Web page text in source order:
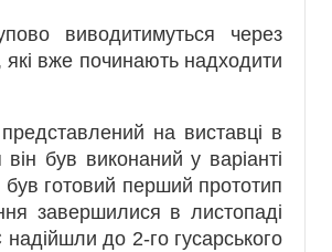
виводитимуться через
вже починають надходити
на виставці в
був виконаний у варіанті
готовий перший прототип
завершилися в листопаді
надійшли до 2-го гусарського